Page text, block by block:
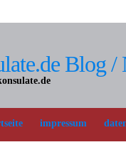
Blog /
impressum